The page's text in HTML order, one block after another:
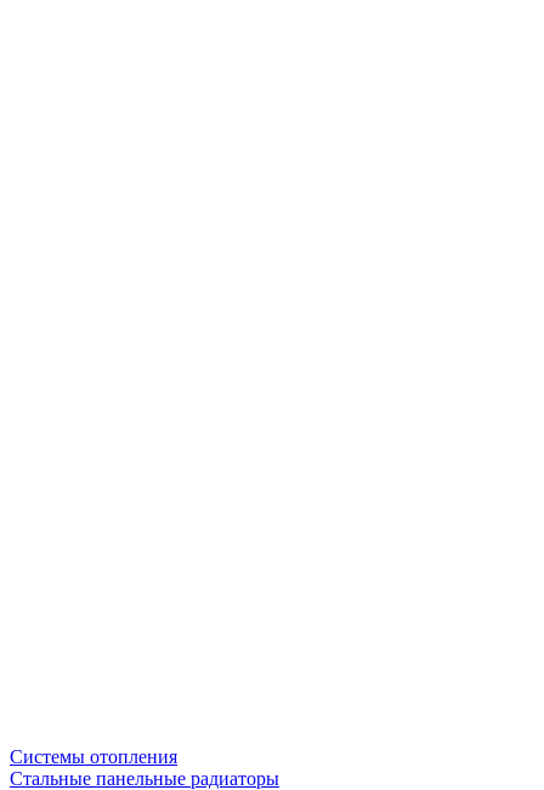
Системы отопления
Стальные панельные радиаторы